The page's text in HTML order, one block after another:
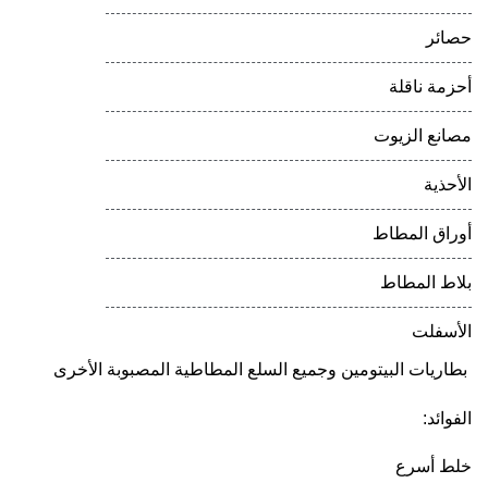
حصائر
أحزمة ناقلة
مصانع الزيوت
الأحذية
أوراق المطاط
بلاط المطاط
الأسفلت
بطاريات البيتومين وجميع السلع المطاطية المصبوبة الأخرى
الفوائد:
خلط أسرع